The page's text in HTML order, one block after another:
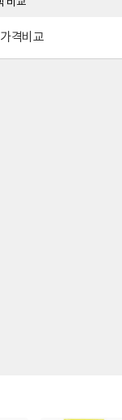
가격비교